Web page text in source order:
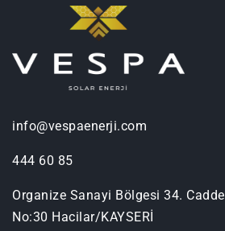
info@vespaenerji.com
444 60 85
Organize Sanayi Bölgesi 34. Cadde
No:30 Hacilar/KAYSERİ